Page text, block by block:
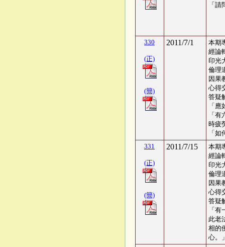
「
330
(正)
(簡)
2011/7/1
本期
經論
印光
倫理
因果
心得
答疑
「
「
時疲
「
331
(正)
(簡)
2011/7/15
本期
經論
印光
倫理
因果
心得
答疑
「
此老
相的
心。